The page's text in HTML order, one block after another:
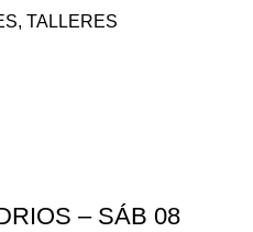
, TALLERES
– SÁB 08